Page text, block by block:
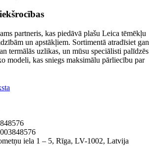
partneris, kas piedāvā plašu Leica tēmēkļu
un apstākļiem. Sortimentā atradīsiet gan
termālās uzlikas, un mūsu speciālisti palīdzēs
modeli, kas sniegs maksimālu pārliecību par
iela 1 – 5, Rīga, LV-1002, Latvija